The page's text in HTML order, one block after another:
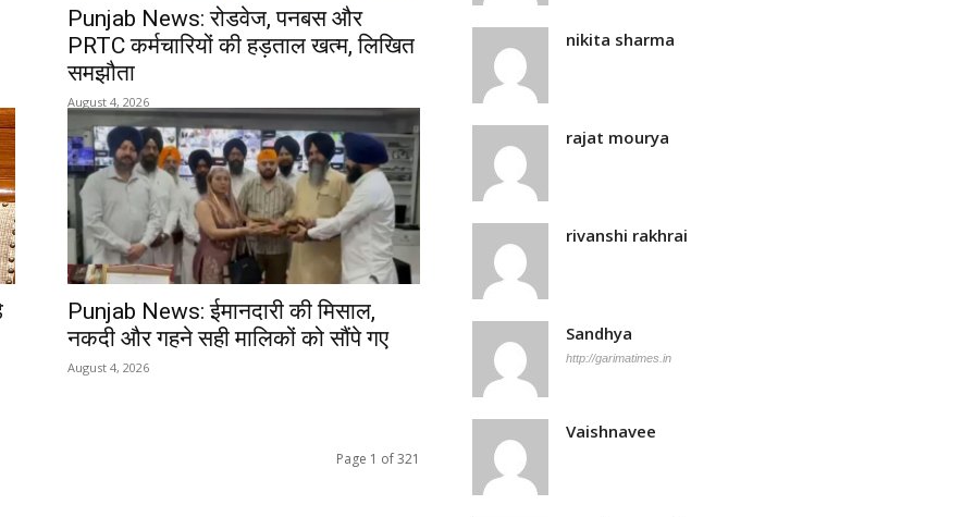
Punjab News: रोडवेज, पनबस और
PRTC कर्मचारियों की हड़ताल खत्म, लिखित
समझौता
August 4, 2026
Punjab News: ईमानदारी की मिसाल,
नकदी और गहने सही मालिकों को सौंपे गए
August 4, 2026
Page 1 of 321
nikita sharma
rajat mourya
rivanshi rakhrai
Sandhya
http://garimatimes.in
Vaishnavee